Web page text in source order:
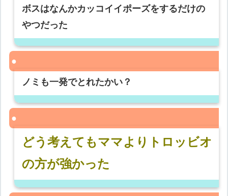
ボスはなんかカッコイイポーズをするだけの
やつだった
ノミも一発でとれたかい？
どう考えてもママよりトロッビオ
の方が強かった